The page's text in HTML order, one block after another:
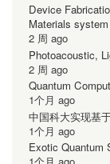
Device
Materials system
2 周 ago
Photoacoustic,
2 周 ago
Quantum
1个月 ago
中国科大实现基
1个月 ago
Exotic Quantum